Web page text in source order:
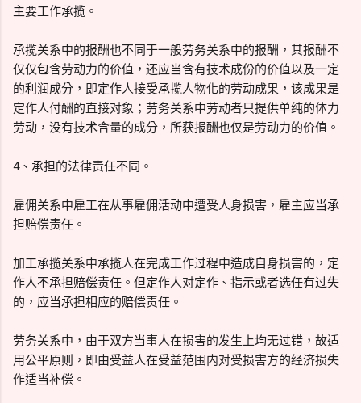
主要工作承揽。
承揽关系中的报酬也不同于一般劳务关系中的报酬，其报酬不
仅仅包含劳动力的价值，还应当含有技术成份的价值以及一定
的利润成分，即定作人接受承揽人物化的劳动成果，该成果是
定作人付酬的直接对象；劳务关系中劳动者只提供单纯的体力
劳动，没有技术含量的成分，所获报酬也仅是劳动力的价值。
4、承担的法律责任不同。
雇佣关系中雇工在从事雇佣活动中遭受人身损害，雇主应当承
担赔偿责任。
加工承揽关系中承揽人在完成工作过程中造成自身损害的，定
作人不承担赔偿责任。但定作人对定作、指示或者选任有过失
的，应当承担相应的赔偿责任。
劳务关系中，由于双方当事人在损害的发生上均无过错，故适
用公平原则，即由受益人在受益范围内对受损害方的经济损失
作适当补偿。